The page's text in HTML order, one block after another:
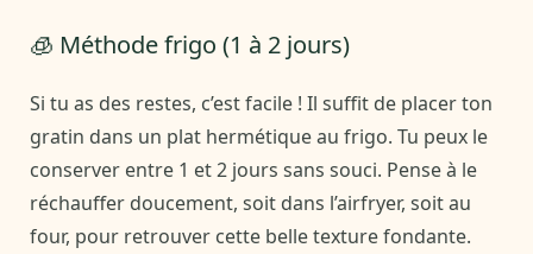
🧊 Méthode frigo (1 à 2 jours)
Si tu as des restes, c’est facile ! Il suffit de placer ton
gratin dans un plat hermétique au frigo. Tu peux le
conserver entre 1 et 2 jours sans souci. Pense à le
réchauffer doucement, soit dans l’airfryer, soit au
four, pour retrouver cette belle texture fondante.